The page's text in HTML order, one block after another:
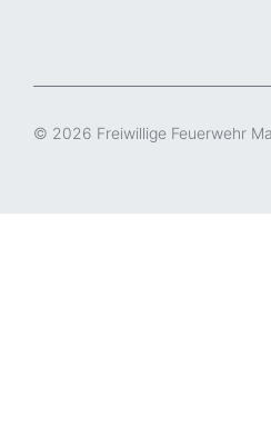
© 2026 Freiwillige Feuerwehr